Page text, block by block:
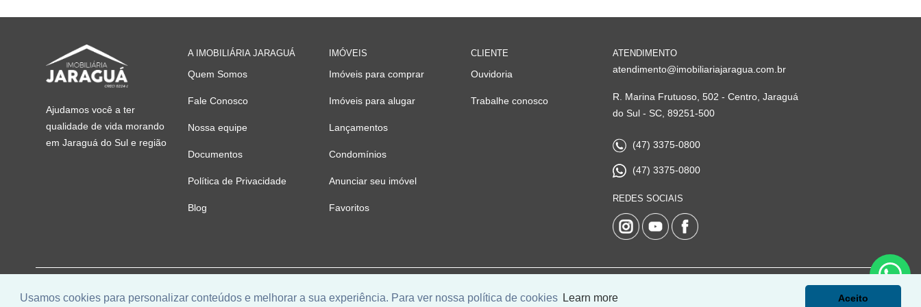
Usamos cookies para personalizar conteúdos e melhorar a sua experiência. Para ver nossa política de cookies Learn more Aceito
Ajudamos você a ter
qualidade de vida morando
em Jaraguá do Sul e região
A IMOBILIÁRIA JARAGUÁ
Quem Somos
Fale Conosco
Nossa equipe
Documentos
Política de Privacidade
Blog
IMÓVEIS
Imóveis para comprar
Imóveis para alugar
Lançamentos
Condomínios
Anunciar seu imóvel
Favoritos
CLIENTE
Ouvidoria
Trabalhe conosco
ATENDIMENTO
atendimento@imobiliariajaragua.com.br
R. Marina Frutuoso, 502 - Centro, Jaraguá
do Sul - SC, 89251-500
(47) 3375-0800
(47) 3375-0800
REDES SOCIAIS